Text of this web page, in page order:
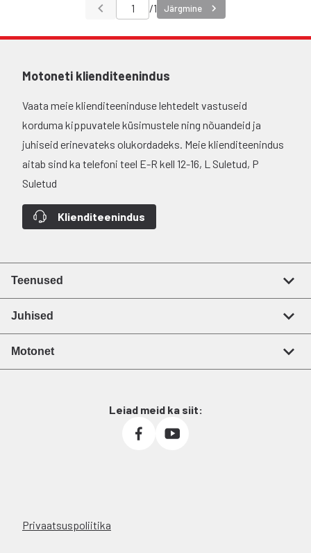
/1 Järgmine
Motoneti klienditeenindus
Vaata meie klienditeeninduse lehtedelt vastuseid
korduma kippuvatele küsimustele ning nõuandeid ja
juhiseid erinevateks olukordadeks. Meie klienditeenindus
aitab sind ka telefoni teel E-R kell 12-16, L Suletud, P
Suletud
Klienditeenindus
Teenused
Juhised
Motonet
Leiad meid ka siit:
Privaatsuspoliitika